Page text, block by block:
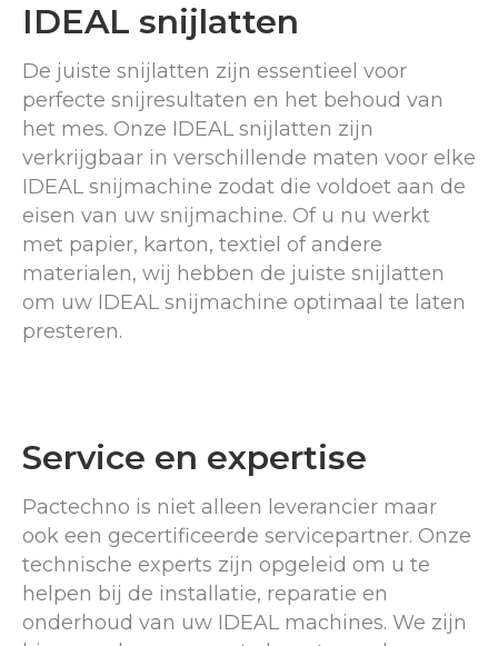
IDEAL snijlatten
De juiste snijlatten zijn essentieel voor
perfecte snijresultaten en het behoud van
het mes. Onze IDEAL snijlatten zijn
verkrijgbaar in verschillende maten voor elke
IDEAL snijmachine zodat die voldoet aan de
eisen van uw snijmachine. Of u nu werkt
met papier, karton, textiel of andere
materialen, wij hebben de juiste snijlatten
om uw IDEAL snijmachine optimaal te laten
presteren.
Service en expertise
Pactechno is niet alleen leverancier maar
ook een gecertificeerde servicepartner. Onze
technische experts zijn opgeleid om u te
helpen bij de installatie, reparatie en
onderhoud van uw IDEAL machines. We zijn